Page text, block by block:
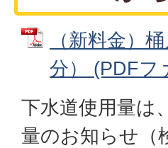
（新料金）
分） (PDFフ
下水道使用量は
量のお知らせ（